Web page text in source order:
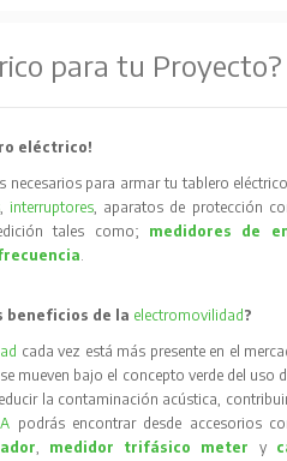
para tu Proyecto?
eléctrico!
necesarios para armar tu tablero
, interruptores, aparatos de protección
tales como; medidores de
.
beneficios de la electromovilidad ?
cada vez está más presente en el
mueven bajo el concepto verde del uso
la contaminación acústica,
podrás encontrar desde accesorios
, medidor trifásico meter y